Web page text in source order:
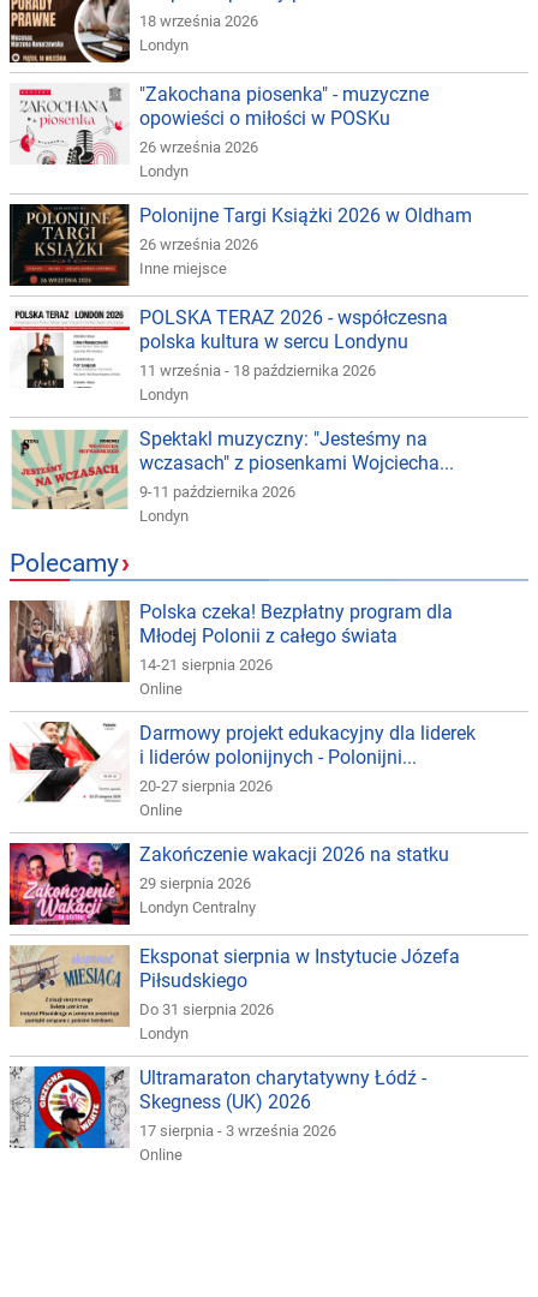
18 września 2026
Londyn
"Zakochana piosenka" - muzyczne
opowieści o miłości w POSKu
26 września 2026
Londyn
Polonijne Targi Książki 2026 w Oldham
26 września 2026
Inne miejsce
POLSKA TERAZ 2026 - współczesna
polska kultura w sercu Londynu
11 września - 18 października 2026
Londyn
Spektakl muzyczny: "Jesteśmy na
wczasach" z piosenkami Wojciecha...
9-11 października 2026
Londyn
Polecamy›
Polska czeka! Bezpłatny program dla
Młodej Polonii z całego świata
14-21 sierpnia 2026
Online
Darmowy projekt edukacyjny dla liderek
i liderów polonijnych - Polonijni...
20-27 sierpnia 2026
Online
Zakończenie wakacji 2026 na statku
29 sierpnia 2026
Londyn Centralny
Eksponat sierpnia w Instytucie Józefa
Piłsudskiego
Do 31 sierpnia 2026
Londyn
Ultramaraton charytatywny Łódź -
Skegness (UK) 2026
17 sierpnia - 3 września 2026
Online